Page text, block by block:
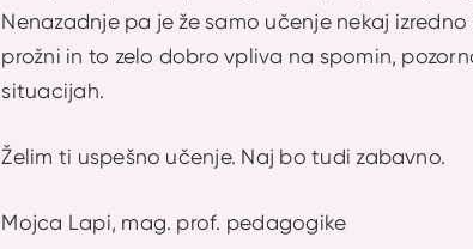
Nenazadnje pa je že samo učenje nekaj
prožni in to zelo dobro vpliva na spomin,
situacijah.
Želim ti uspešno učenje. Naj bo tudi zabavno.
Mojca Lapi, mag. prof. pedagogike